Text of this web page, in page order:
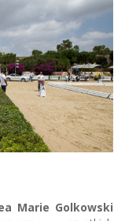
Marie Golkowski